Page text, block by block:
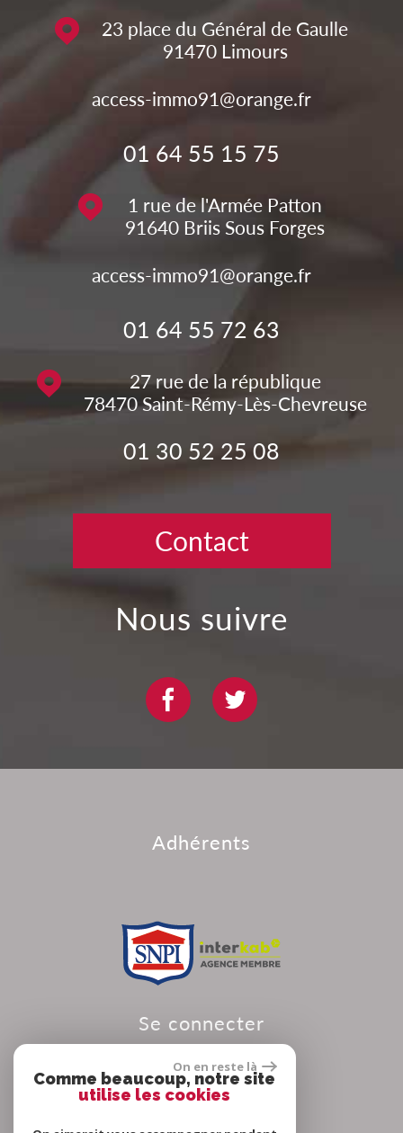
23 place du Général de Gaulle
91470 Limours
access-immo91@orange.fr
01 64 55 15 75
1 rue de l'Armée Patton
91640 Briis Sous Forges
access-immo91@orange.fr
01 64 55 72 63
27 rue de la république
78470 Saint-Rémy-Lès-Chevreuse
01 30 52 25 08
Contact
nous suivre
adhérents
se connecter
On en reste là
Comme beaucoup, notre site
utilise les cookies